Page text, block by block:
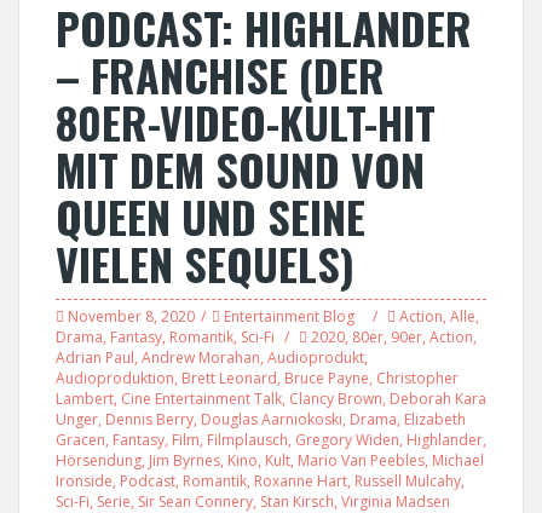
PODCAST: HIGHLANDER
– FRANCHISE (DER
80ER-VIDEO-KULT-HIT
MIT DEM SOUND VON
QUEEN UND SEINE
VIELEN SEQUELS)
November 8, 2020 Entertainment Blog Action, Alle,
Drama, Fantasy, Romantik, Sci-Fi 2020, 80er, 90er, Action,
Adrian Paul, Andrew Morahan, Audioprodukt,
Audioproduktion, Brett Leonard, Bruce Payne, Christopher
Lambert, Cine Entertainment Talk, Clancy Brown, Deborah Kara
Unger, Dennis Berry, Douglas Aarniokoski, Drama, Elizabeth
Gracen, Fantasy, Film, Filmplausch, Gregory Widen, Highlander,
Hörsendung, Jim Byrnes, Kino, Kult, Mario Van Peebles, Michael
Ironside, Podcast, Romantik, Roxanne Hart, Russell Mulcahy,
Sci-Fi, Serie, Sir Sean Connery, Stan Kirsch, Virginia Madsen